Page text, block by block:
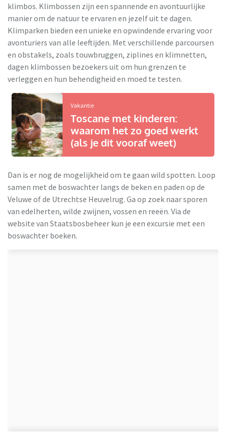
klimbos. Klimbossen zijn een spannende en avontuurlijke
manier om de natuur te ervaren en jezelf uit te dagen.
Klimparken bieden een unieke en opwindende ervaring voor
avonturiers van alle leeftijden. Met verschillende parcoursen
en obstakels, zoals touwbruggen, ziplines en klimnetten,
dagen klimbossen bezoekers uit om hun grenzen te
verleggen en hun behendigheid en moed te testen.
Vakantie
Toscane met kinderen:
waarom het zo goed werkt
(als je dit vooraf weet)
Dan is er nog de mogelijkheid om te gaan wild spotten. Loop
samen met de boswachter langs de beken en paden op de
Veluwe of de Utrechtse Heuvelrug. Ga op zoek naar sporen
van edelherten, wilde zwijnen, vossen en reeën. Via de
website van Staatsbosbeheer kun je een excursie met een
boswachter boeken.